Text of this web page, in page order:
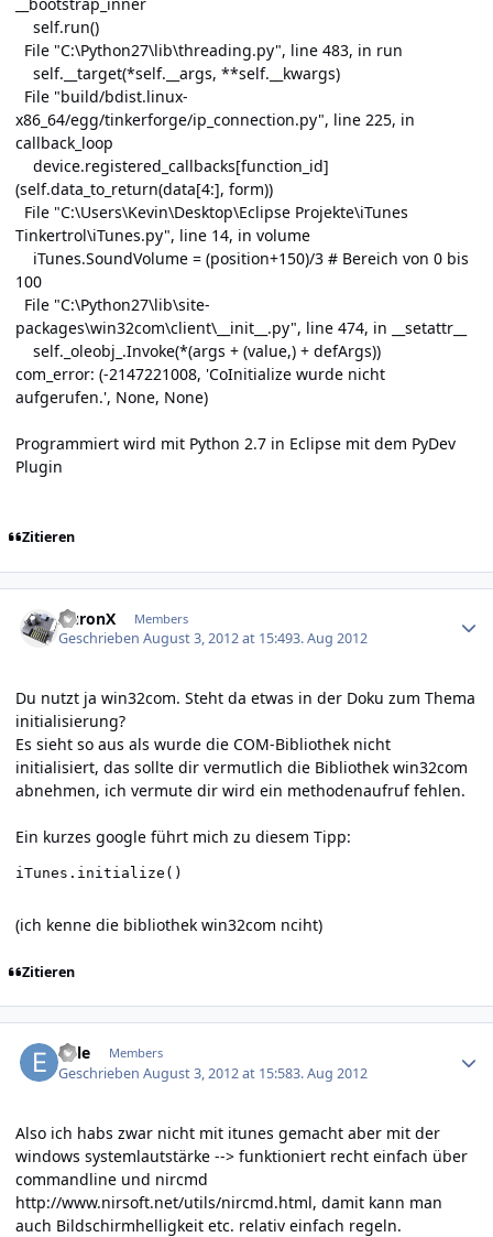
__bootstrap_inner
self.run()
File "C:\Python27\lib\threading.py", line 483, in run
self.__target(*self.__args, **self.__kwargs)
File "build/bdist.linux-
x86_64/egg/tinkerforge/ip_connection.py", line 225, in
callback_loop
device.registered_callbacks[function_id]
(self.data_to_return(data[4:], form))
File "C:\Users\Kevin\Desktop\Eclipse Projekte\iTunes
Tinkertrol\iTunes.py", line 14, in volume
iTunes.SoundVolume = (position+150)/3 # Bereich von 0 bis
100
File "C:\Python27\lib\site-
packages\win32com\client\__init__.py", line 474, in __setattr__
self._oleobj_.Invoke(*(args + (value,) + defArgs))
com_error: (-2147221008, 'CoInitialize wurde nicht
aufgerufen.', None, None)
Programmiert wird mit Python 2.7 in Eclipse mit dem PyDev
Plugin
Zitieren
AuronX Members
GeschriebenAugust 3, 2012 at 15:493. Aug 2012
Du nutzt ja win32com. Steht da etwas in der Doku zum Thema
initialisierung?
Es sieht so aus als wurde die COM-Bibliothek nicht
initialisiert, das sollte dir vermutlich die Bibliothek win32com
abnehmen, ich vermute dir wird ein methodenaufruf fehlen.
Ein kurzes google führt mich zu diesem Tipp:
iTunes.initialize()
(ich kenne die bibliothek win32com nciht)
Zitieren
Eule Members
GeschriebenAugust 3, 2012 at 15:583. Aug 2012
Also ich habs zwar nicht mit itunes gemacht aber mit der
windows systemlautstärke --> funktioniert recht einfach über
commandline und nircmd
http://www.nirsoft.net/utils/nircmd.html, damit kann man
auch Bildschirmhelligkeit etc. relativ einfach regeln.